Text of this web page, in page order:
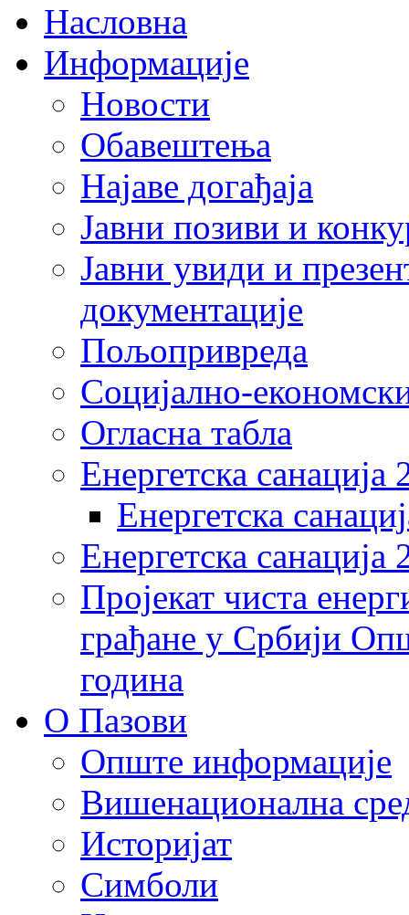
Насловна
Информације
Новости
Обавештења
Најаве догађаја
Јавни позиви и
Јавни увиди и
документације
Пољопривреда
Социјално-
Огласна табла
Енергетска санација
Енергетска
Енергетска
Пројекат чиста
грађане у Србији
година
О Пазови
Опште информације
Вишенационална
Историјат
Симболи